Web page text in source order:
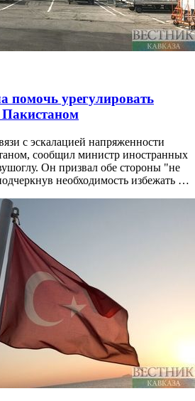
помочь урегулировать
с эскалацией напряженности
сообщил министр иностранных
Он призвал обе стороны "не
необходимость избежать …